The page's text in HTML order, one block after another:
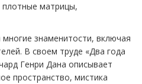
матрицы,
знаменитости, включая
В своем труде «Два года
Генри Дана описывает
пространство, мистика